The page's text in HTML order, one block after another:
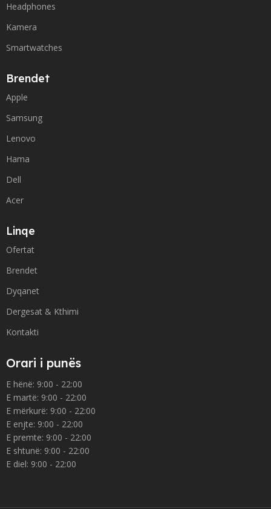
Headphones
Kamera
Smartwatches
Brendet
Apple
Samsung
Lenovo
Hama
Dell
Acer
Linqe
Ofertat
Brendet
Dyqanet
Dergesat & Kthimi
Kontakti
Orari i punës
E hënë: 9:00 - 22:00
E martë: 9:00 - 22:00
E mërkurë: 9:00 - 22:00
E enjte: 9:00 - 22:00
E premte: 9:00 - 22:00
E shtunë: 9:00 - 22:00
E diel: 9:00 - 22:00